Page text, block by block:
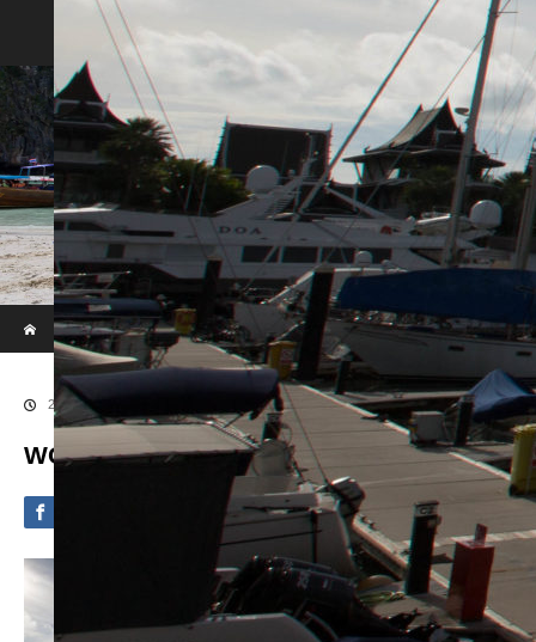
Phi Phi & Khai Island by Speed Boat
ホーム
ブログ
WOWL7831
2020.09.4
WOWL7831